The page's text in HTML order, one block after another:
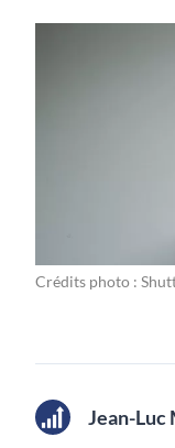
Crédits photo :
Jean-Luc